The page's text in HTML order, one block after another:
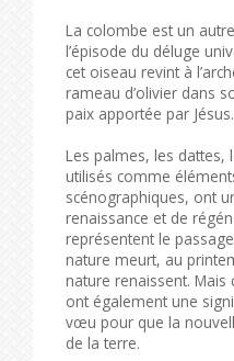
La colombe est un
l’épisode du déluge
cet oiseau revint à
rameau d’olivier dans
paix apportée par Jésus.
Les palmes, les dattes,
utilisés comme
scénographiques, ont
renaissance et de
représentent le
nature meurt, au
nature renaissent.
ont également une
vœu pour que la
de la terre.